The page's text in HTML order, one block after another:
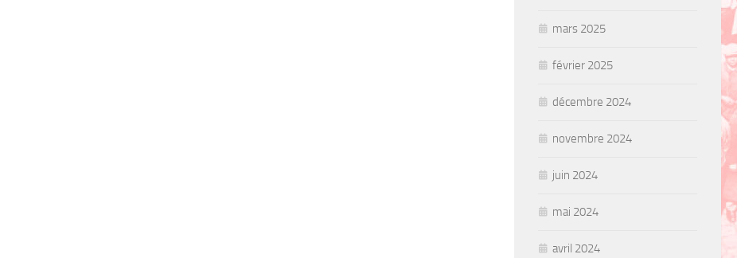
mars 2025
février 2025
décembre 2024
novembre 2024
juin 2024
mai 2024
avril 2024